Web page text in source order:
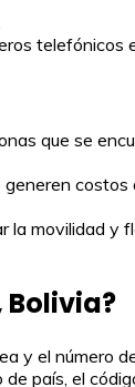
telefónicos
que se
la movilidad
Bolivia?
y el
país, el